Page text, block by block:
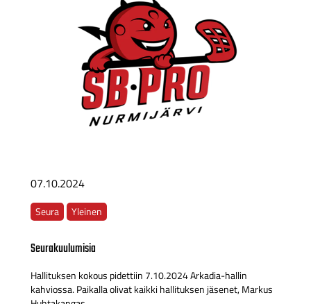
07.10.2024
Seura Yleinen
Seurakuulumisia
Hallituksen kokous pidettiin 7.10.2024 Arkadia-hallin
kahviossa. Paikalla olivat kaikki hallituksen jäsenet, Markus